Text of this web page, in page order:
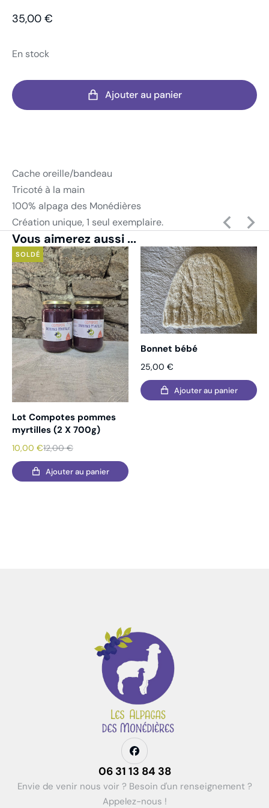
35,00 €
En stock
Ajouter au panier
Cache oreille/bandeau
Tricoté à la main
100% alpaga des Monédières
Création unique, 1 seul exemplaire.
Vous aimerez aussi ...
SOLDÉ
Lot Compotes pommes
myrtilles (2 X 700g)
12,00€
10,00 €
Ajouter au panier
Bonnet bébé
25,00 €
Ajouter au panier
06 31 13 84 38
Envie de venir nous voir ? Besoin d'un renseignement ?
Appelez-nous !